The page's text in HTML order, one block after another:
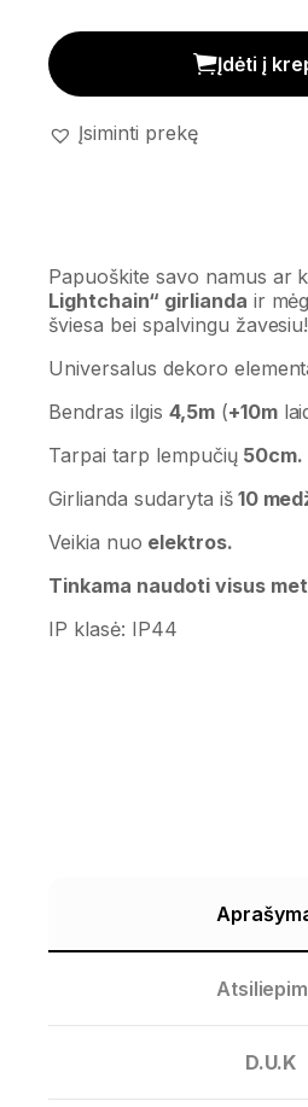
Dekoratyvinė girlianda
Įdėti į
Įsiminti prekę
Papuoškite savo namus ar
Lightchain“ girlianda ir
šviesa bei spalvingu žavesiu!
Universalus dekoro
Bendras ilgis 4,5m(+10m
Tarpai tarp lempučių50cm.
Girlianda sudaryta iš10
Veikia nuo elektros.
Tinkama naudoti visus
IP klasė: IP44
D.U.K